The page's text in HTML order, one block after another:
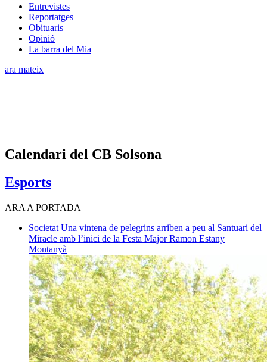
Entrevistes
Reportatges
Obituaris
Opinió
La barra del Mia
ara mateix
Calendari del CB Solsona
Esports
ARA A PORTADA
Societat Una vintena de pelegrins arriben a peu al Santuari del
Miracle amb l’inici de la Festa MajorRamon Estany
Montanyà